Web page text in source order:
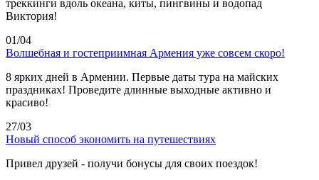
треккинги вдоль океана, киты, пингвины и водопад
Виктория!
01/04
Волшебная и гостеприимная Армения уже совсем скоро!
8 ярких дней в Армении. Первые даты тура на майских
праздниках! Проведите длинные выходные активно и
красиво!
27/03
Новый способ экономить на путешествиях
Привел друзей - получи бонусы для своих поездок!